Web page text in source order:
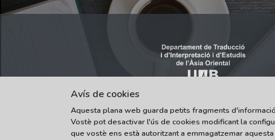
Avís de cookies
Aquesta plana web guarda petits fragments
Vostè pot desactivar l'ús de cookies modificant la
que vostè ens està autoritzant a emmagatzemar